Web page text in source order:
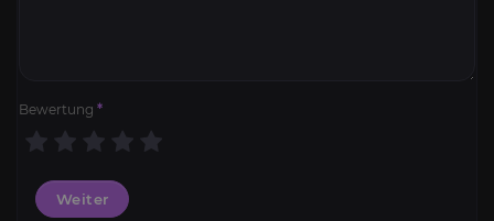
Bewertung *
Weiter